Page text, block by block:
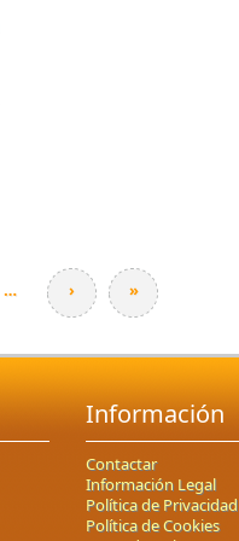
… › »
Información
Contactar
Información Legal
Política de Privacidad
Política de Cookies